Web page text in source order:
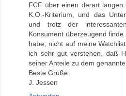
FCF über einen derart
K.O.-Kriterium, und das
und trotz der
Konsument überzeugend
habe, nicht auf meine
ich sehr gut verstehen, daß
seiner Anteile zu dem
Beste Grüße
J. Jessen